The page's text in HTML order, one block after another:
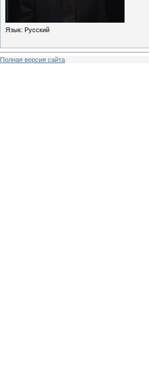
Язык: Русский
Полная версия сайта